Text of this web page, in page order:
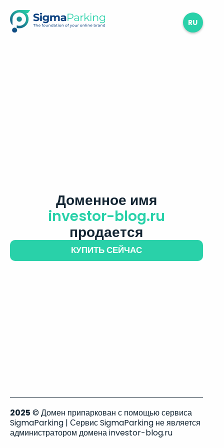
RU
Доменное имя
investor-blog.ru
продается
КУПИТЬ СЕЙЧАС
2025 © Домен припаркован с помощью сервиса
SigmaParking | Сервис SigmaParking не является
администратором домена investor-blog.ru